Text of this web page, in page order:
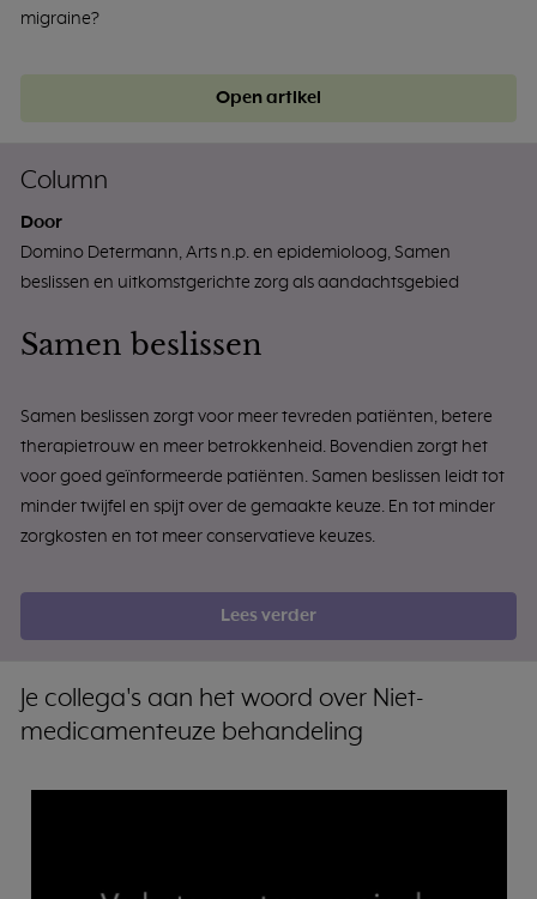
migraine?
Open artikel
Column
Door
Domino Determann, Arts n.p. en epidemioloog, Samen
beslissen en uitkomstgerichte zorg als aandachtsgebied
Samen beslissen
Samen beslissen zorgt voor meer tevreden patiënten, betere
therapietrouw en meer betrokkenheid. Bovendien zorgt het
voor goed geïnformeerde patiënten. Samen beslissen leidt tot
minder twijfel en spijt over de gemaakte keuze. En tot minder
zorgkosten en tot meer conservatieve keuzes.
Lees verder
Je collega's aan het woord over Niet-
medicamenteuze behandeling